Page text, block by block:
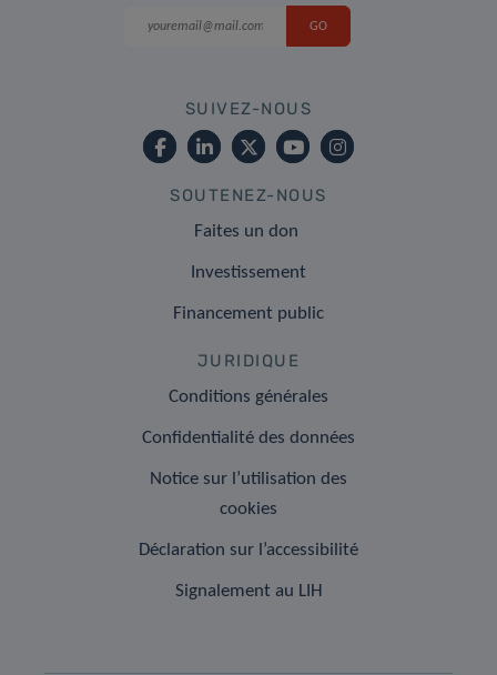
SUIVEZ-NOUS
SOUTENEZ-NOUS
Faites un don
Investissement
Financement public
JURIDIQUE
Conditions générales
Confidentialité des données
Notice sur l’utilisation des
cookies
Déclaration sur l’accessibilité
Signalement au LIH